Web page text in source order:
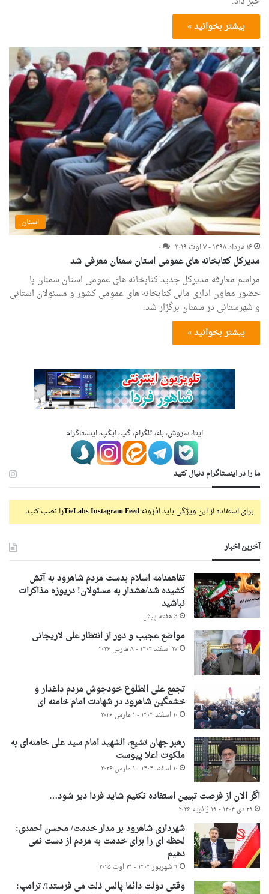
بیشتر بخوانید »
استان
۱۶ مرداد ۱۳۹۸ - ۷ اوت ۲۰۱۹
۰
مدیرکل کتابخانه های عمومی استان سمنان معرفی شد
مراسم معارفه مدیرکل جدید کتابخانه های عمومی استان سمنان با
حضور معاون اداری مالی کتابخانه های عمومی کشور و مسئولان استانی
و شهرستانی در سمنان برگزار شد.
بیشتر بخوانید »
ایتا، سروش، بله، تلگرام، گپ، آیگپ، اینستاگرام
ما را در اینستاگرام دنبال کنید
برای استفاده از این ویژگی باید افزونهTieLabs Instagram Feedرا نصب کنید
آخرین اخبار
تفاهمنامه اسلام بدست مردم شاهرود به آتش
کشیده شد/هشدار به مسئولان! دریوزه مذاکرات
نباشید
3 هفته پیش
مواضع عجیب و دور از انتظار علی لاریجانی
۱۷ اسفند ۱۴۰۴ - ۸ مارس ۲۰۲۶
تجمع علی الطلوع خودجوش مردم داغدار و
خشمگین شاهرود در شهادت امام خامنه ای
۱۰ اسفند ۱۴۰۴ - ۱ مارس ۲۰۲۶
رهبر جهان تشیع، الشهید امام سید علی خامنه‌ای به
ملکوت اعلا پیوست
۱۰ اسفند ۱۴۰۴ - ۱ مارس ۲۰۲۶
اگر الان از فرصت تبیین استفاده نکنیم شاید فردا دیر شود…
۲۹ دی ۱۴۰۴ - ۱۹ ژانویه ۲۰۲۶
شهرداری شاهرود بر مدار خدمت/ محسن احمدی:
لحظه ای را برای خدمت به مردم از دست نمی
دهیم
۹ شهریور ۱۴۰۴ - ۳۱ اوت ۲۰۲۵
وقتی دولت دائما پالس ذلت می فرستد!/ ترامپ: